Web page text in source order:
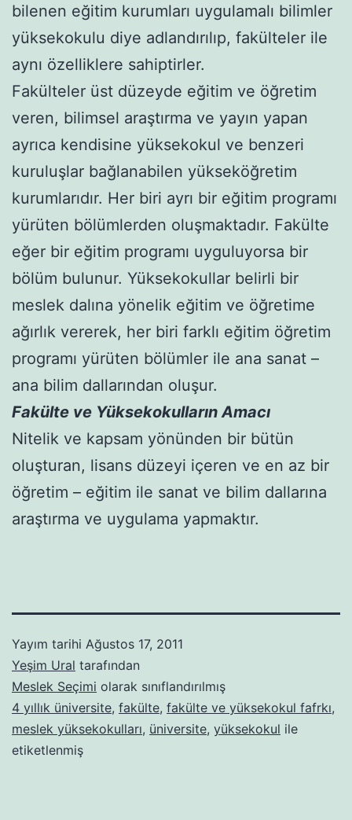
bilenen eğitim kurumları uygulamalı bilimler
yüksekokulu diye adlandırılıp, fakülteler ile
aynı özelliklere sahiptirler.
Fakülteler üst düzeyde eğitim ve öğretim
veren, bilimsel araştırma ve yayın yapan
ayrıca kendisine yüksekokul ve benzeri
kuruluşlar bağlanabilen yükseköğretim
kurumlarıdır. Her biri ayrı bir eğitim programı
yürüten bölümlerden oluşmaktadır. Fakülte
eğer bir eğitim programı uyguluyorsa bir
bölüm bulunur. Yüksekokullar belirli bir
meslek dalına yönelik eğitim ve öğretime
ağırlık vererek, her biri farklı eğitim öğretim
programı yürüten bölümler ile ana sanat –
ana bilim dallarından oluşur.
Fakülte ve Yüksekokulların Amacı
Nitelik ve kapsam yönünden bir bütün
oluşturan, lisans düzeyi içeren ve en az bir
öğretim – eğitim ile sanat ve bilim dallarına
araştırma ve uygulama yapmaktır.
Yayım tarihi Ağustos 17, 2011
Yeşim Ural tarafından
Meslek Seçimi olarak sınıflandırılmış
4 yıllık üniversite, fakülte, fakülte ve yüksekokul fafrkı,
meslek yüksekokulları, üniversite, yüksekokul ile
etiketlenmiş